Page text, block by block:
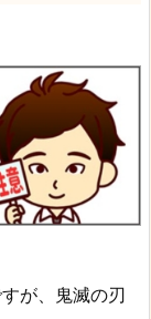
が、鬼滅の刃